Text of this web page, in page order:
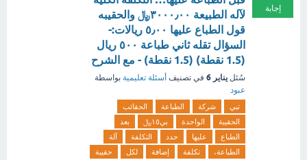
إجابة
لآله الطبيعة ٣٠٠٠٫٠٠﷼ والحقيبه
قول الطباع عليها ٥٫٠٠ ريالات:-
السؤال تقله ثاني طباعة ٥٠٠ ريال
(1.5 نقطة) (1.5 نقطة) - مع الشرح
سُئل يناير 6 في تصنيف أسئلة تعليمية بواسطة
عبود
تبي شركة الطباعة
الحقائب
الحقيبة
الواحدة بي١٥﷼
بعد
الطباع
عليها حدد التكلفة
آلة
الطباعة،
تكلفة إضافة لكل
حقيبة